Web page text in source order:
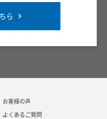
ら
お客様の声
よくあるご質問